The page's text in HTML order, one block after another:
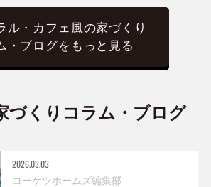
ル・カフェ風の家づくり
・ブログをもっと見る
づくりコラム・ブログ
2026.03.03
コーケツホームズ編集部